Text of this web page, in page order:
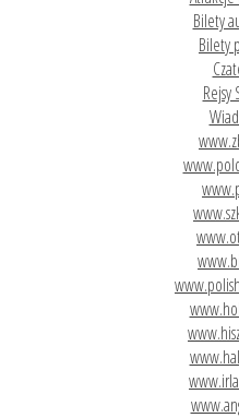
Bilety
Bilety